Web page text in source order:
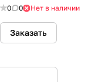
0 0 Нет в наличии
Заказать